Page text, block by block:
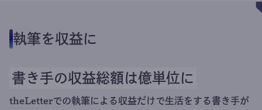
執筆を収益に
書き手の収益総額は億単位に
theLetterでの執筆による収益だけで生活をする書き手が